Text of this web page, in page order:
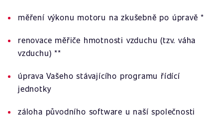
měření výkonu motoru na zkušebně po úpravě *
renovace měřiče hmotnosti vzduchu (tzv. váha
vzduchu) **
úprava Vašeho stávajícího programu řídící
jednotky
záloha původního software u naší společnosti